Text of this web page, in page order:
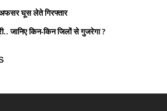
घूस लेते गिरफ्तार
जानिए किन-किन जिलों से गुजरेगा ?